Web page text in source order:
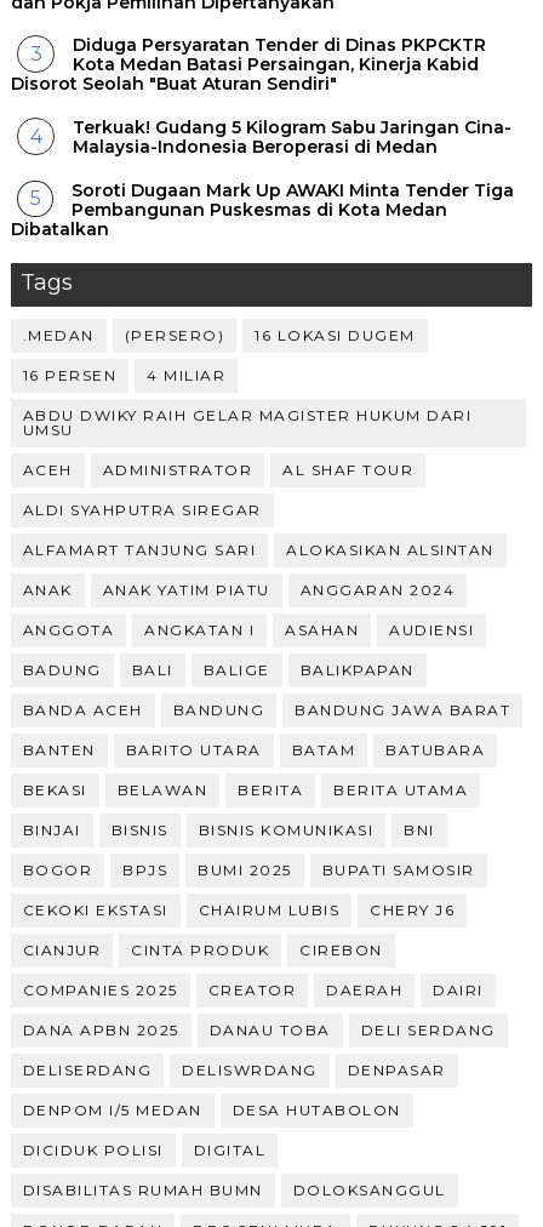
Diduga Persyaratan Tender di Dinas PKPCKTR
Kota Medan Batasi Persaingan, Kinerja Kabid
Disorot Seolah "Buat Aturan Sendiri"
Terkuak! Gudang 5 Kilogram Sabu Jaringan Cina-
Malaysia-Indonesia Beroperasi di Medan
Soroti Dugaan Mark Up AWAKI Minta Tender Tiga
Pembangunan Puskesmas di Kota Medan
Dibatalkan
Tags
.MEDAN (PERSERO) 16 LOKASI DUGEM
16 PERSEN 4 MILIAR
ABDU DWIKY RAIH GELAR MAGISTER HUKUM DARI
UMSU
ACEH ADMINISTRATOR AL SHAF TOUR
ALDI SYAHPUTRA SIREGAR
ALFAMART TANJUNG SARI ALOKASIKAN ALSINTAN
ANAK ANAK YATIM PIATU ANGGARAN 2024
ANGGOTA ANGKATAN I ASAHAN AUDIENSI
BADUNG BALI BALIGE BALIKPAPAN
BANDA ACEH BANDUNG BANDUNG JAWA BARAT
BANTEN BARITO UTARA BATAM BATUBARA
BEKASI BELAWAN BERITA BERITA UTAMA
BINJAI BISNIS BISNIS KOMUNIKASI BNI
BOGOR BPJS BUMI 2025 BUPATI SAMOSIR
CEKOKI EKSTASI CHAIRUM LUBIS CHERY J6
CIANJUR CINTA PRODUK CIREBON
COMPANIES 2025 CREATOR DAERAH DAIRI
DANA APBN 2025 DANAU TOBA DELI SERDANG
DELISERDANG DELISWRDANG DENPASAR
DENPOM I/5 MEDAN DESA HUTABOLON
DICIDUK POLISI DIGITAL
DISABILITAS RUMAH BUMN DOLOKSANGGUL